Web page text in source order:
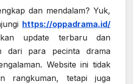
dan mendalam? Yuk,
https://oppadrama.id/
update terbaru dan
dari para pecinta drama
Website ini tidak
rangkuman, tetapi juga